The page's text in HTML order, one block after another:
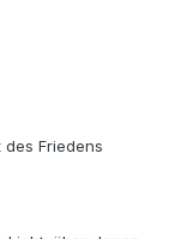
Friedens